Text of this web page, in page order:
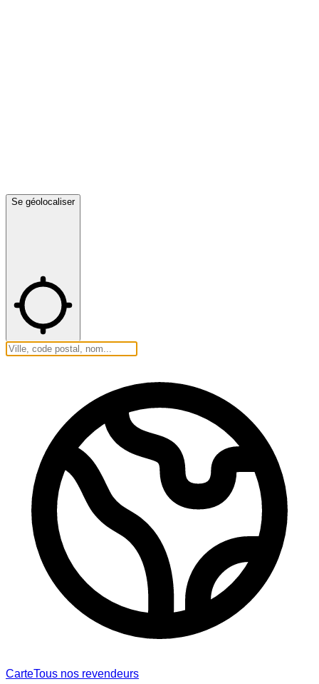
Se géolocaliser
CarteTous nos revendeurs